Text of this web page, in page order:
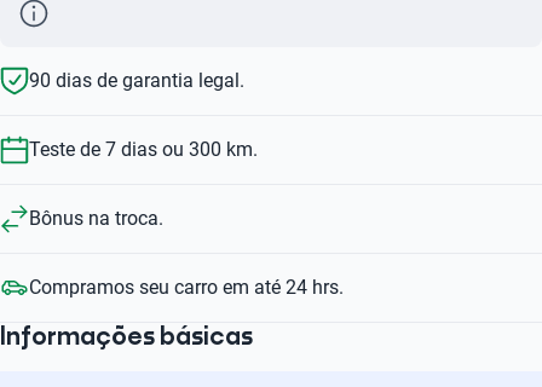
90 dias de garantia legal.
Teste de 7 dias ou 300 km.
Bônus na troca.
Compramos seu carro em até 24 hrs.
Informações básicas